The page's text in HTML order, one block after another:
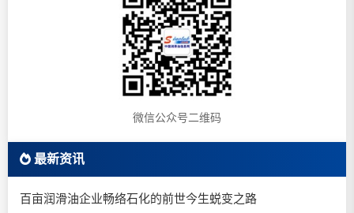
微信公众号二维码
最新资讯
百亩润滑油企业畅络石化的前世今生蜕变之路